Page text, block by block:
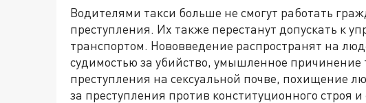
Водителями такси больше не смогут работать
преступления. Их также перестанут допускать к
транспортом. Нововведение распространят на
судимостью за убийство, умышленное причинение
преступления на сексуальной почве, похищение
за преступления против конституционного строя